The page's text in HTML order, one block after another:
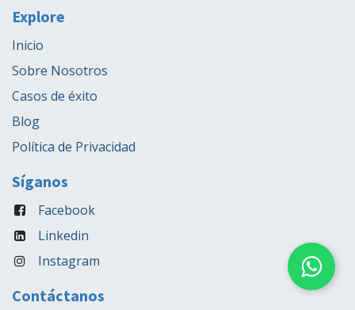
Explore
Inicio
Sobre Nosotros
Casos de éxito
Blog
Política de Privacidad
Síganos
Facebook
Linkedin
Instagram
Contáctanos